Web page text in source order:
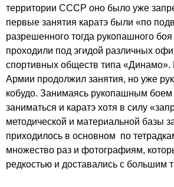
территории СССР оно было уже
первые занятия каратэ были «по
разрешенного тогда рукопашного
проходили под эгидой различных
спортивных обществ типа
Армии продолжил занятия, но уже
кобудо. Занимаясь рукопашным
заниматься и каратэ хотя в силу
методической и материальной базы
приходилось в основном по
множество раз и фотографиям,
редкостью и доставались с большим